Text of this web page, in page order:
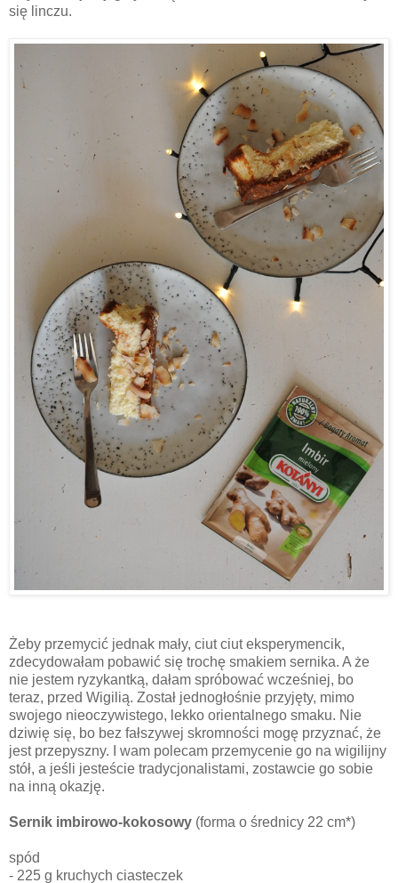
się linczu.
Żeby przemycić jednak mały, ciut ciut eksperymencik,
zdecydowałam pobawić się trochę smakiem sernika. A że
nie jestem ryzykantką, dałam spróbować wcześniej, bo
teraz, przed Wigilią. Został jednogłośnie przyjęty, mimo
swojego nieoczywistego, lekko orientalnego smaku. Nie
dziwię się, bo bez fałszywej skromności mogę przyznać, że
jest przepyszny. I wam polecam przemycenie go na wigilijny
stół, a jeśli jesteście tradycjonalistami, zostawcie go sobie
na inną okazję.
Sernik imbirowo-kokosowy (forma o średnicy 22 cm*)
spód
- 225 g kruchych ciasteczek